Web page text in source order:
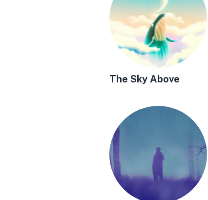
The Sky Above